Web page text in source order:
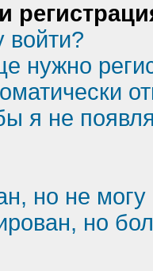
войти?
нужно
я не
но не могу
но